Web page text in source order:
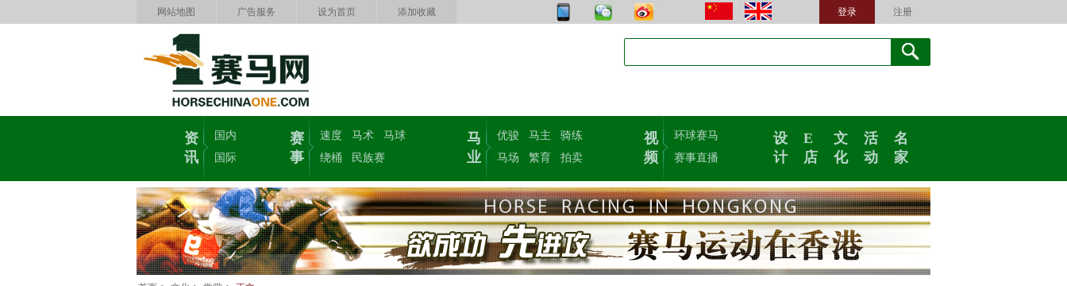
注册
登录
网站地图 广告服务 设为首页 添加收藏
资
讯
国内
国际
赛
事
速度 马术
马球
绕桶
民族赛
马
业
优骏 马主
骑练
马场
繁育 拍卖
视
频
环球赛马
赛事直播
设
计
E
店
文
化
活
动
名
家